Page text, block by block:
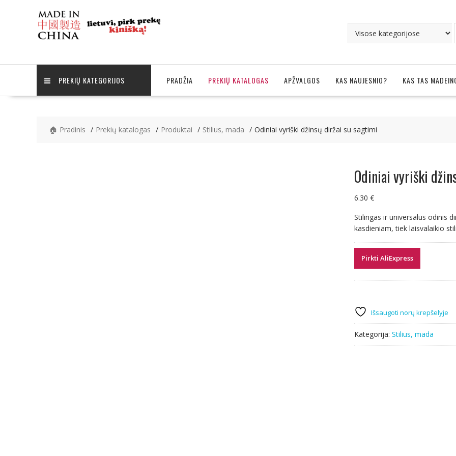
PREKIŲ KATEGORIJOS PRADŽIA PREKIŲ KATALOGAS APŽVALGOS KAS NAUJESNIO? KAS TAS
🏠 Pradinis Prekių katalogas Produktai Stilius, mada Odiniai vyriški džinsų diržai su sagtimi
Odiniai vyriški
6.30 €
Stilingas ir universalus odinis
kasdieniam, tiek laisvalaikio
Pirkti AliExpress
Išsaugoti norų krepšelyje
Kategorija: Stilius, mada